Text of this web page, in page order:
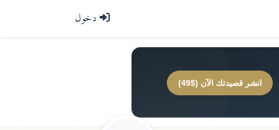
دخول
انشر قصيدتك الآن ($49)